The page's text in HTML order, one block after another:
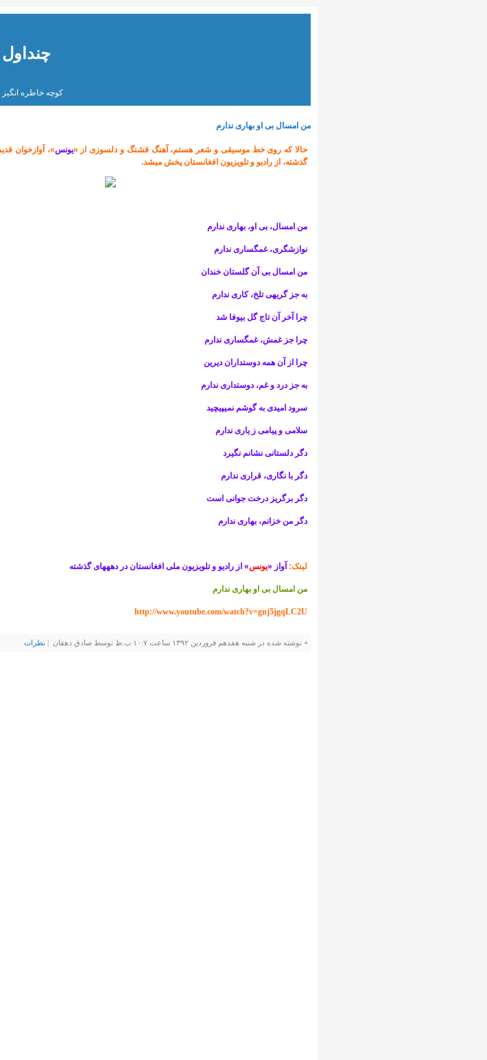
چنداول
کوچه خاطره
من امسال بی او بهاری ندارم
حالا که روی خط موسیقی و شعر هستم، آهنگ قشنگ و دل­سوزی از «یونس»، آوازخوان
گذشته، از رادیو و تلویزیون افغانستان پخش ­می­شد.
من امسال، بی او، بهاری ندارم
نوازشگری، غم­گساری ندارم
من امسال بی آن گلستان خندان
به جز گریه­ی تلخ، کاری ندارم
چرا آخر آن تاج گل بی­وفا شد
چرا جز غمش، غم­گساری ندارم
چرا از آن همه دوستداران دیرین
به جز درد و غم، دوست­داری ندارم
سرود امیدی به گوشم نمی­پیچید
سلامی و پیامی ز یاری ندارم
دگر دلستانی نشانم نگیرد
دگر با نگاری، قراری ندارم
دگر برگ­ریز درخت جوانی است
دگر من خزانم، بهاری ندارم
لینک: آواز «یونس» از رادیو و تلویزیون ملی افغانستان در دهه­های گذشته
من امسال بی او بهاری ندارم
http://www.youtube.com/watch?v=gnj5jgqLC2U
+ نوشته شده در شنبه هفدهم فروردین ۱۳۹۲ ساعت ۱۰:۷ ب.ظ توسط صادق دهقان | نظرات